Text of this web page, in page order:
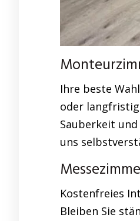
Ihre beste
oder
Sauberkeit
uns
Kostenfreies
Bleiben Sie